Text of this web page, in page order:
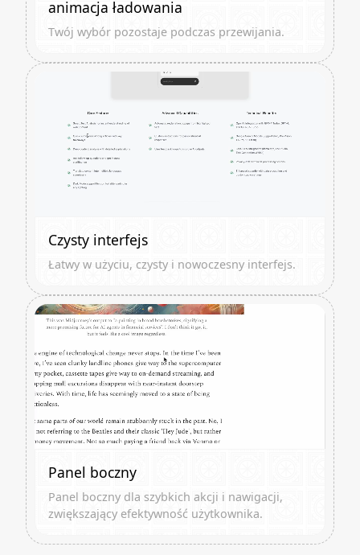
animacja ładowania
Twój wybór pozostaje podczas przewijania.
Czysty interfejs
Łatwy w użyciu, czysty i nowoczesny interfejs.
Panel boczny
Panel boczny dla szybkich akcji i nawigacji,
zwiększający efektywność użytkownika.